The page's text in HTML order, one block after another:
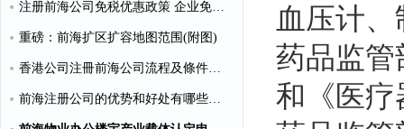
血压计
药品监管
和《医疗
注册前海公司免税优惠政策 企业免税10%个人可全免
重磅：前海扩区扩容地图范围(附图)
香港公司注冊前海公司流程及條件【圖文】
前海注册公司的优势和好处有哪些？（推荐）